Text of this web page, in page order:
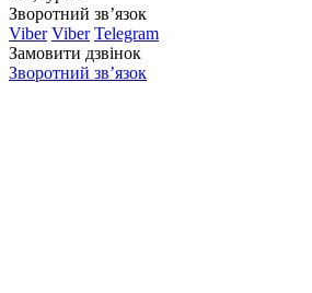
Зворотний зв’язок
Viber Viber Telegram
Замовити дзвінок
Зворотний зв’язок